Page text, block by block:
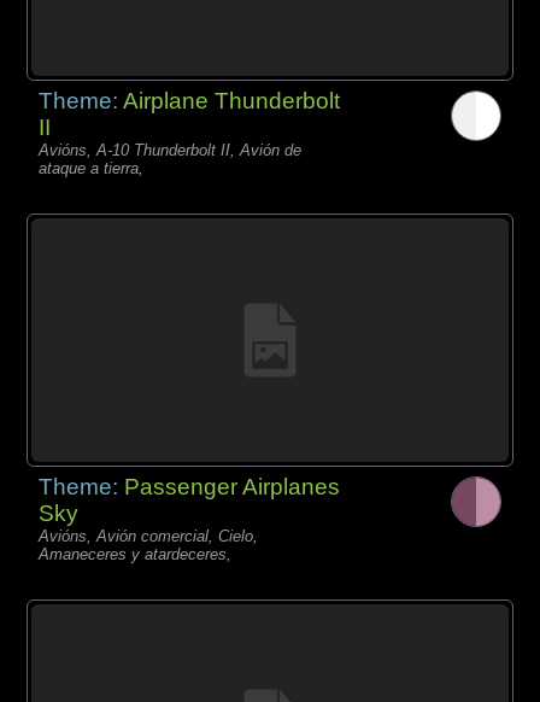
Theme:Airplane Thunderbolt
II
Avións, A-10 Thunderbolt II, Avión de
ataque a tierra,
Theme: Passenger Airplanes
Sky
Avións, Avión comercial, Cielo,
Amaneceres y atardeceres,